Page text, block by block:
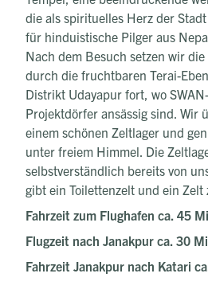
die als spirituelles Herz der
für hinduistische Pilger aus
Nach dem Besuch setzen wir
durch die fruchtbaren Terai-
Distrikt Udayapur fort, wo
Projektdörfer ansässig sind. Wir
einem schönen Zeltlager und
unter freiem Himmel. Die
selbstverständlich bereits von
gibt ein Toilettenzelt und ein Zelt
Fahrzeit zum Flughafen ca. 45
Flugzeit nach Janakpur ca. 30
Fahrzeit Janakpur nach Katari